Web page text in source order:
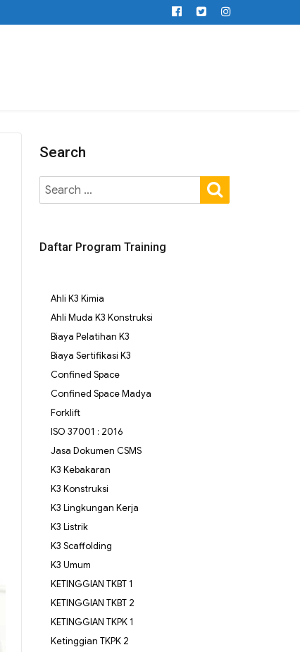
Search
Daftar Program Training
Ahli K3 Kimia
Ahli Muda K3 Konstruksi
Biaya Pelatihan K3
Biaya Sertifikasi K3
Confined Space
Confined Space Madya
Forklift
ISO 37001 : 2016
Jasa Dokumen CSMS
K3 Kebakaran
K3 Konstruksi
K3 Lingkungan Kerja
K3 Listrik
K3 Scaffolding
K3 Umum
KETINGGIAN TKBT 1
KETINGGIAN TKBT 2
KETINGGIAN TKPK 1
Ketinggian TKPK 2